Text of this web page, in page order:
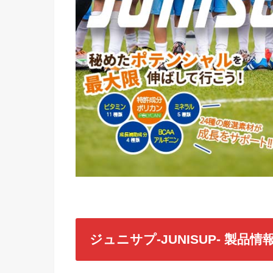
ジュニサプ-JUNISUP- 製品情